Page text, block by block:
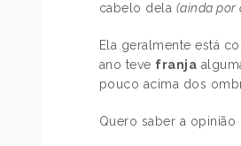
cabelo dela (ainda por
Ela geralmente está
ano teve franja
pouco acima dos
Quero saber a opinião
BARRYMORE